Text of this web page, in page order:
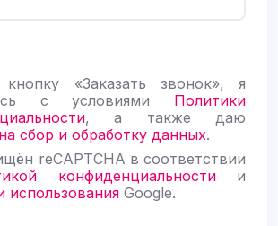
«Заказать звонок», я
с условиями Политики
, а также даю
сбор и обработку данных.
reCAPTCHA в соответствии
конфиденциальностии
использования Google.